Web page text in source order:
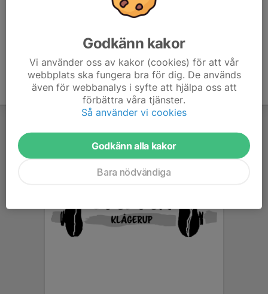
Godkänn kakor
Vi använder oss av kakor (cookies) för att vår
webbplats ska fungera bra för dig. De används
även för webbanalys i syfte att hjälpa oss att
förbättra våra tjänster.
Så använder vi cookies
Godkänn alla kakor
Bara nödvändiga